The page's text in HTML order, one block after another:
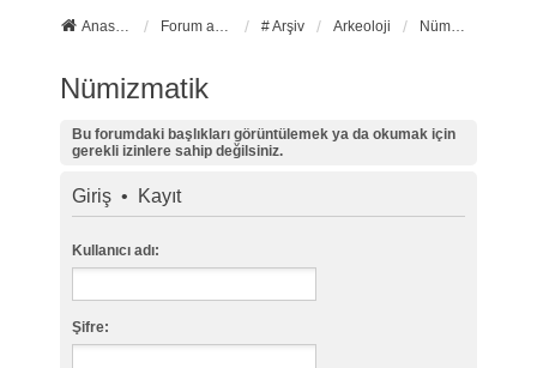
Anasayfa Forum ana sayfa # Arşiv Arkeoloji Nümizmatik
Nümizmatik
Bu forumdaki başlıkları görüntülemek ya da okumak için
gerekli izinlere sahip değilsiniz.
Giriş• Kayıt
Kullanıcı adı:
Şifre: